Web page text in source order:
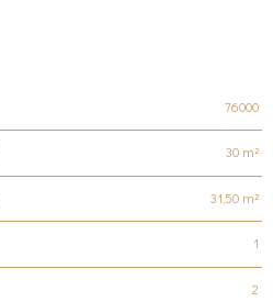
76000
30 m²
31,50 m²
1
2